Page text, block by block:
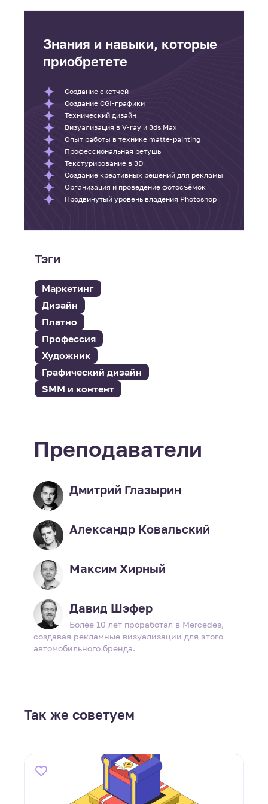
Знания и навыки, которые
приобретете
Создание скетчей
Создание CGI-графики
Технический дизайн
Визуализация в V-ray и 3ds Max
Опыт работы в технике matte-painting
Профессиональная ретушь
Текстурирование в 3D
Создание креативных решений для рекламы
Организация и проведение фотосъёмок
Продвинутый уровень владения Photoshop
Тэги
Маркетинг
Дизайн
Платно
Профессия
Художник
Графический дизайн
SMM и контент
Преподаватели
Дмитрий Глазырин
Александр Ковальский
Максим Хирный
Давид Шэфер
Более 10 лет проработал в Mercedes,
создавая рекламные визуализации для этого
автомобильного бренда.
Так же советуем